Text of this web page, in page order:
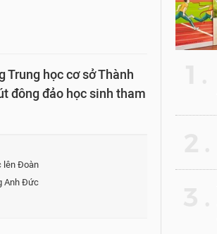
Trung học cơ sở Thành
đông đảo học sinh tham
lên Đoàn
Anh Đức